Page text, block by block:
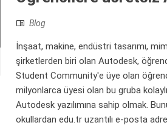
Blog
İnşaat, makine, endüstri tasarımı,
şirketlerden biri olan Autodesk,
Student Community'e üye olan
milyonlarca üyesi olan bu gruba
Autodesk yazılımına sahip olmak.
okullardan edu.tr uzantılı e-posta